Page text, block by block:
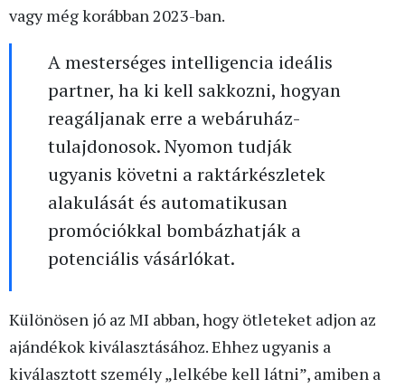
vagy még korábban 2023-ban.
A mesterséges intelligencia ideális
partner, ha ki kell sakkozni, hogyan
reagáljanak erre a webáruház-
tulajdonosok. Nyomon tudják
ugyanis követni a raktárkészletek
alakulását és automatikusan
promóciókkal bombázhatják a
potenciális vásárlókat.
Különösen jó az MI abban, hogy ötleteket adjon az
ajándékok kiválasztásához. Ehhez ugyanis a
kiválasztott személy „lelkébe kell látni”, amiben a